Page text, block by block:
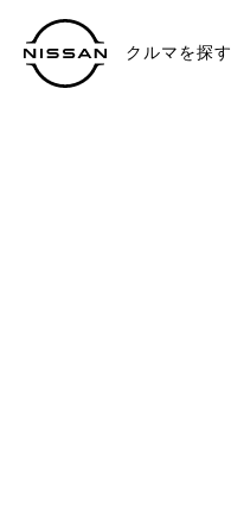
クルマを探す